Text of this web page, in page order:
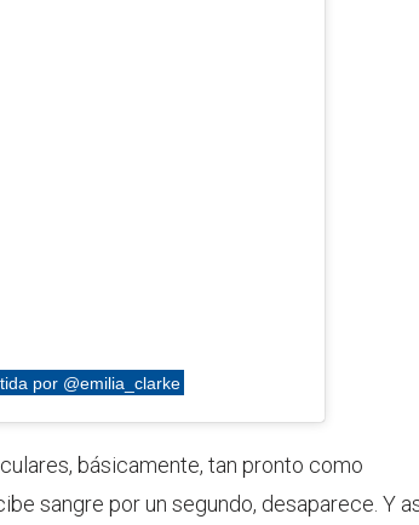
por @emilia_clarke
básicamente, tan pronto como
sangre por un segundo, desaparece. Y